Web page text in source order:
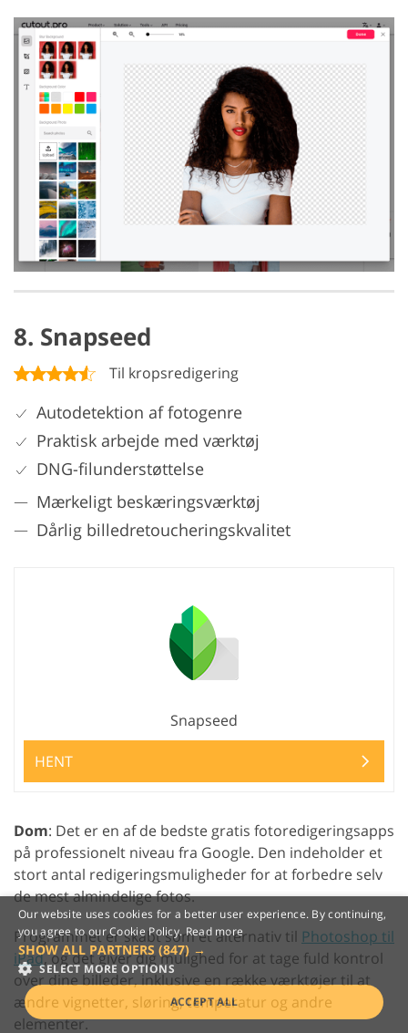
8. Snapseed
Til kropsredigering
Autodetektion af fotogenre
Praktisk arbejde med værktøj
DNG-filunderstøttelse
Mærkeligt beskæringsværktøj
Dårlig billedretoucheringskvalitet
Snapseed
HENT
Dom: Det er en af de bedste gratis fotoredigeringsapps
på professionelt niveau fra Google. Den indeholder et
stort antal redigeringsmuligheder for at forbedre selv
de mest almindelige fotos.
Programmet er skabt som et alternativ til Photoshop til
iPad, og det giver dig mulighed for at tage fuld kontrol
over dine billeder, inklusive en række værktøjer til at
ændre vignetter, sløring, temperatur og andre
elementer.
Our website uses cookies for a better user experience. By continuing,
you agree to our Cookie Policy.Read more
SHOW ALL PARTNERS (847) →
SELECT MORE OPTIONS
ACCEPT ALL